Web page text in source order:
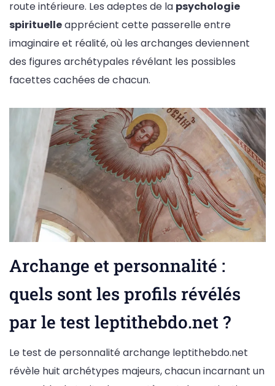
route intérieure. Les adeptes de la psychologie
spirituelleapprécient cette passerelle entre
imaginaire et réalité, où les archanges deviennent
des figures archétypales révélant les possibles
facettes cachées de chacun.
Archange et personnalité :
quels sont les profils révélés
par le test leptithebdo.net ?
Le test de personnalité archange leptithebdo.net
révèle huit archétypes majeurs, chacun incarnant un